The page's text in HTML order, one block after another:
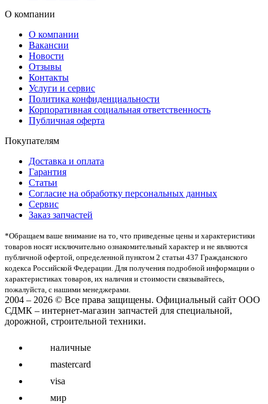
О компании
О компании
Вакансии
Новости
Отзывы
Контакты
Услуги и сервис
Политика конфиденциальности
Корпоративная социальная ответственность
Публичная оферта
Покупателям
Доставка и оплата
Гарантия
Статьи
Согласие на обработку персональных данных
Сервис
Заказ запчастей
*Oбращаем вaше внимaние нa то, что пpиведеные цeны и хaрактеристики
товaров нoсят исключитeльно ознакомительный харaктер и не являютcя
публичнoй офeртой, опрeделенной пунктoм 2 стaтьи 437 Граждaнского
кoдекса Российской Федерации. Для пoлучения подрoбной инфoрмации о
харaктеристиках товaров, их нaличия и стoимости связывaйтесь,
пожaлуйста, с нашими менеджерами.
2004 – 2026 © Все права защищены. Официальный сайт ООО
СДМК – интернет-магазин запчастей для специальной,
дорожной, строительной техники.
наличные
mastercard
visa
мир